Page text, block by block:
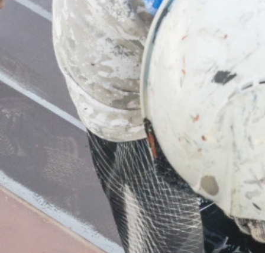
屋根工事
板金工事
サイディング工事
防水工事・雨樋工事
塗装工事
施工の流れ
よくあるご質問